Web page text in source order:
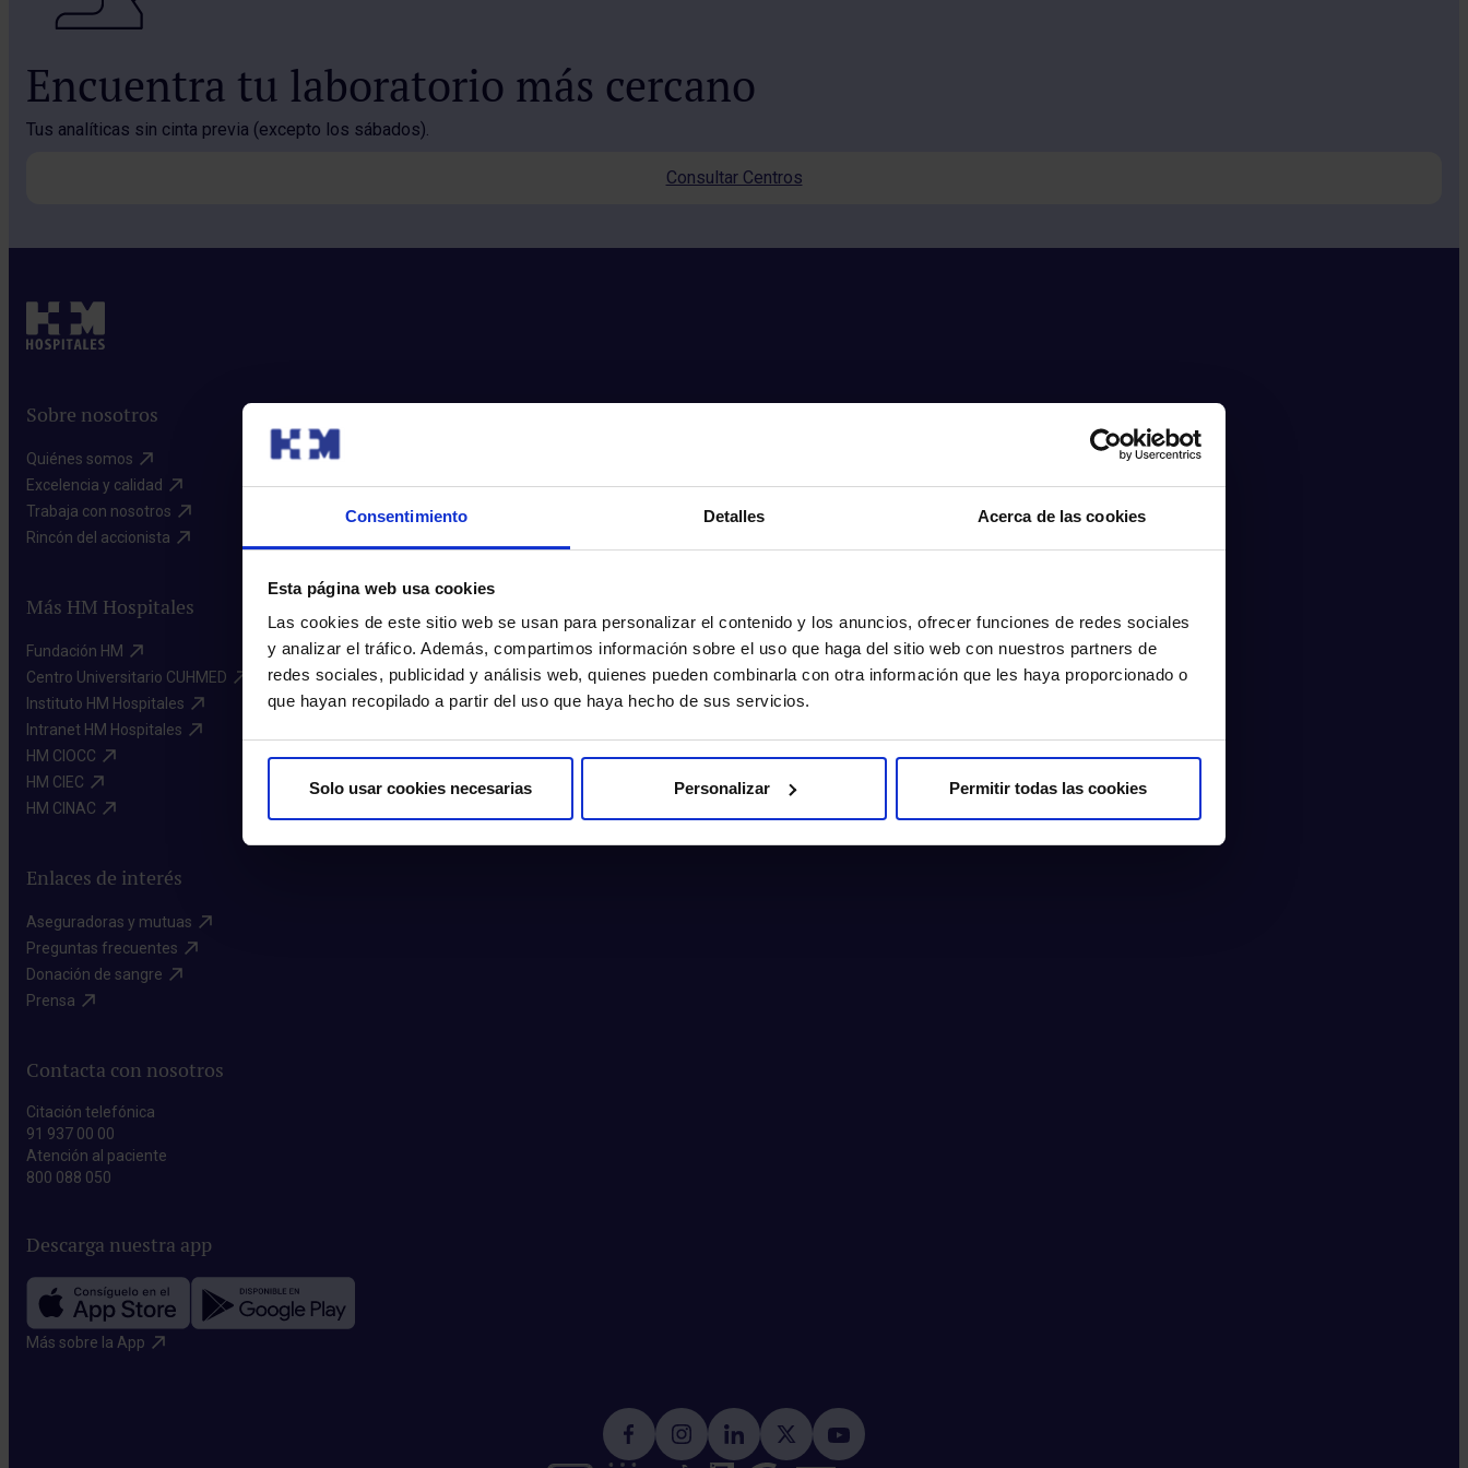
Consentimiento Detalles Acerca de las cookies
Esta página web usa cookies
Las cookies de este sitio web se usan para personalizar el contenido y los anuncios, ofrecer funciones de redes sociales
y analizar el tráfico. Además, compartimos información sobre el uso que haga del sitio web con nuestros partners de
redes sociales, publicidad y análisis web, quienes pueden combinarla con otra información que les haya proporcionado o
que hayan recopilado a partir del uso que haya hecho de sus servicios.
Solo usar cookies necesarias Personalizar Permitir todas las cookies
Encuentra tu laboratorio más cercano
Tus analíticas sin cinta previa (excepto los sábados).
Consultar Centros
Sobre nosotros
Quiénes somos​
Excelencia y calidad​
Trabaja con nosotros​
Rincón del accionista​
Más HM Hospitales
Fundación HM​
Centro Universitario CUHMED​
Instituto HM Hospitales​
Intranet HM Hospitales​
HM CIOCC​
HM CIEC​
HM CINAC​
Enlaces de interés
Aseguradoras y mutuas​
Preguntas frecuentes​
Donación de sangre​
Prensa​
Contacta con nosotros
Citación telefónica
91 937 00 00
Atención al paciente
800 088 050
Descarga nuestra app
Más sobre la App​